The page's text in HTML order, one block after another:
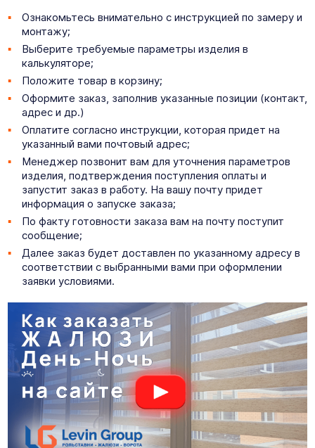
Ознакомьтесь внимательно с инструкцией по замеру и
монтажу;
Выберите требуемые параметры изделия в
калькуляторе;
Положите товар в корзину;
Оформите заказ, заполнив указанные позиции (контакт,
адрес и др.)
Оплатите согласно инструкции, которая придет на
указанный вами почтовый адрес;
Менеджер позвонит вам для уточнения параметров
изделия, подтверждения поступления оплаты и
запустит заказ в работу. На вашу почту придет
информация о запуске заказа;
По факту готовности заказа вам на почту поступит
сообщение;
Далее заказ будет доставлен по указанному адресу в
соответствии с выбранными вами при оформлении
заявки условиями.